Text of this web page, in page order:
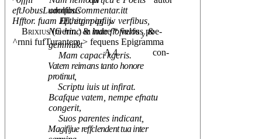
eftJobusLudolfusCommentar.itt
Hfftor. fuam JEthitp. pag.ij.
Brixius(Germ.) in hune * verfus poe-
^rnni fufTurantem > fequens Epigramma
A 4
con-
omnibus
Efi,eujm ipfiw verfibus,
Nm hinc & inde flofiulosy&
gemmukt
Mam capaci kgeris.
Vatem reimans tanto honore
protinut,
Scriptu iuis ut infirat.
Bcafque vatem, nempe efnatu
congerit,
Suos parentes indicant,
Magifijue reffclendent tua inter